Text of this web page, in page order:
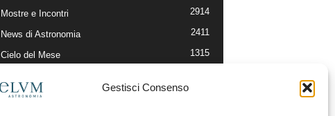
Gestisci Consenso
Mostre e Incontri 2914
News di Astronomia 2411
Cielo del Mese 1315
Articoli e Risorse On-Line